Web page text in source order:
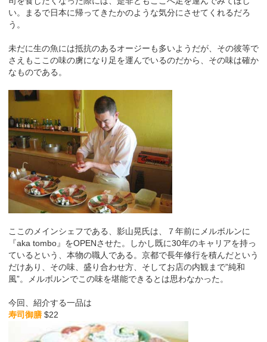
い。まるで日本に帰ってきたかのような気分にさせてくれるだろ
う。
未だに生の魚には抵抗のあるオージーも多いようだが、その彼等で
さえもここの味の虜になり足を運んでいるのだから、その味は確か
なものである。
ここのメインシェフである、影山晃氏は、７年前にメルボルンに
『aka tombo』をOPENさせた。しかし既に30年のキャリアを持っ
ているという、本物の職人である。京都で長年修行を積んだという
だけあり、その味、盛り合わせ方、そしてお店の内観まで”純和
風”。メルボルンでこの味を堪能できるとは思わなかった。
今回、紹介する一品は
寿司御膳 $22